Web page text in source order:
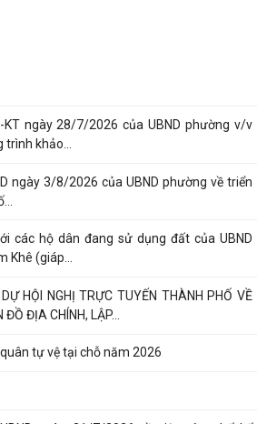
KT ngày 28/7/2026 của UBND phường v/v
khảo...
ngày 3/8/2026 của UBND phường về triển
các hộ dân đang sử dụng đất của UBND
(giáp...
HỘI NGHỊ TRỰC TUYẾN THÀNH PHỐ VỀ
ĐỊA CHÍNH, LẬP...
tự vệ tại chỗ năm 2026
ngày 31/7/2026 về việc công bố kế